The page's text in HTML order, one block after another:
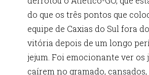
do que os três pontos que
equipe de Caxias do Sul fora
vitória depois de um longo
jejum. Foi emocionante ver os
caírem no gramado,